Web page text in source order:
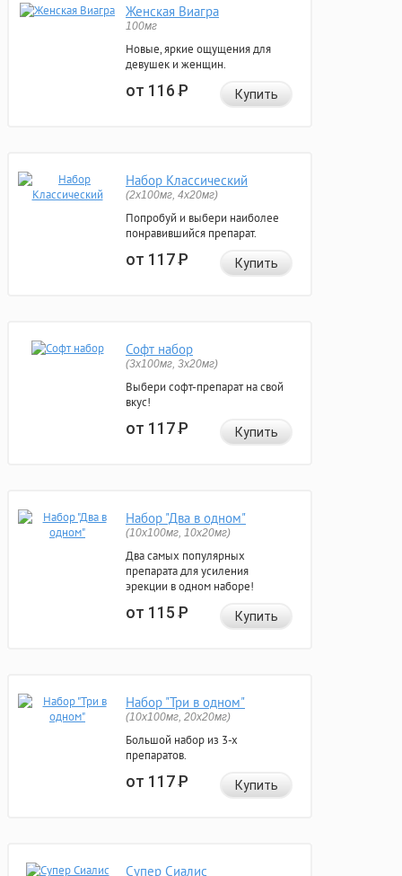
Женская Виагра
100мг
Новые, яркие ощущения для
девушек и женщин.
от 116Р Купить
Набор Классический
(2x100мг, 4x20мг)
Попробуй и выбери наиболее
понравившийся препарат.
от 117Р Купить
Софт набор
(3x100мг, 3x20мг)
Выбери софт-препарат на свой
вкус!
от 117Р Купить
Набор "Два в одном"
(10x100мг, 10x20мг)
Два самых популярных
препарата для усиления
эрекции в одном наборе!
от 115Р Купить
Набор "Три в одном"
(10x100мг, 20x20мг)
Большой набор из 3-х
препаратов.
от 117Р Купить
Супер Сиалис